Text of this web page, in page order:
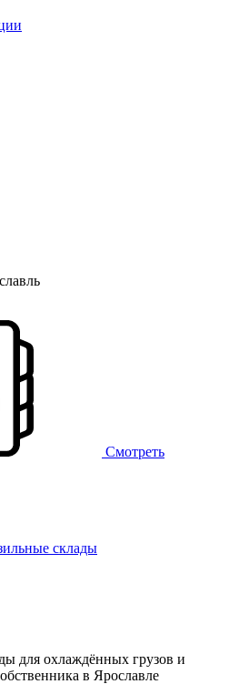
Смотреть
склады
для охлаждённых грузов и
в Ярославле